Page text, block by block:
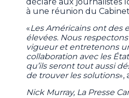
à une réunion du
«Les Américains ont des
élevées. Nous
vigueur et entretenons
collaboration avec les
qu’ils seront tout aussi
de trouver les solutions»,
Nick Murray, La Presse